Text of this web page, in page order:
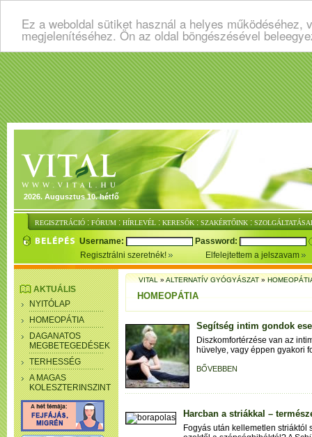
Ez a weboldal sütiket használ a helyes
megjelenítéséhez. Ön az oldal böngészésével
2026. Augusztus 10. hétfő
REGISZTRÁCIÓ : FÓRUM : HÍRLEVÉL : KERESŐK : SZAKÉRTŐINK :
Username:
Password:
Regisztrálni szeretnék!
Elfelejtettem a jelszavam
AKTUÁLIS
NYITÓLAP
HOMEOPÁTIA
DAGANATOS
MEGBETEGEDÉSEK
TERHESSÉG
A MAGAS
KOLESZTERINSZINT
VITAL»ALTERNATÍV GYÓGYÁSZAT»
HOMEOPÁTIA
Segítség intim gondok
Diszkomfortérzése van az
hüvelye, vagy éppen gyakori
BŐVEBBEN
Harcban a striákkal –
Fogyás után kellemetlen